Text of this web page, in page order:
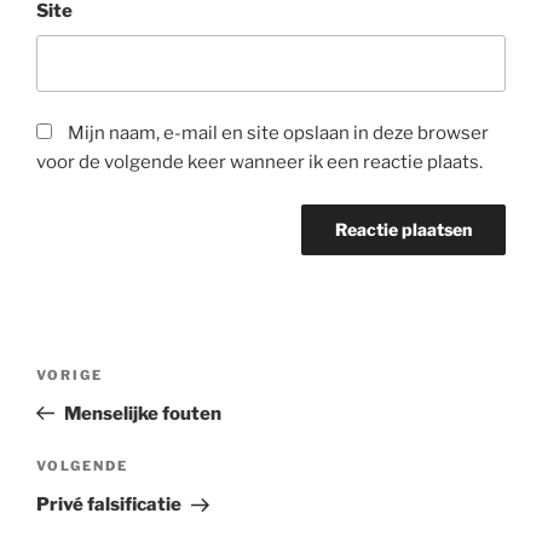
Site
Mijn naam, e-mail en site opslaan in deze browser
voor de volgende keer wanneer ik een reactie plaats.
Vorig
bericht
VORIGE
Menselijke fouten
Volgend
bericht
VOLGENDE
Privé falsificatie